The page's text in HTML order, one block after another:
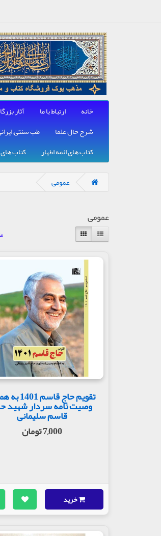
خانه ارتباط با ما آثار
شرح حال علما
طب سنتی,
کتاب های ائمه اطهار
کتاب
عمومی
عمومی
تقویم حاج قاسم
وصیت نامه سردار شهید
قاسم سلیمانی
7,000 تومان
خرید